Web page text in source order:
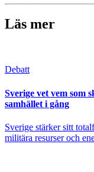
Läs mer
Debatt
Sverige vet vem som
samhället i gång
Sverige stärker sitt
militära resurser och